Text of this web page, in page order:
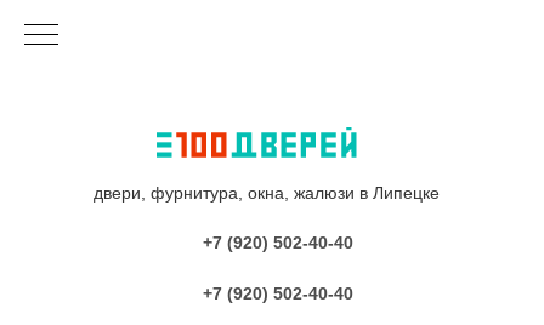
двери, фурнитура, окна, жалюзи в Липецке
+7 (920) 502-40-40
+7 (920) 502-40-40